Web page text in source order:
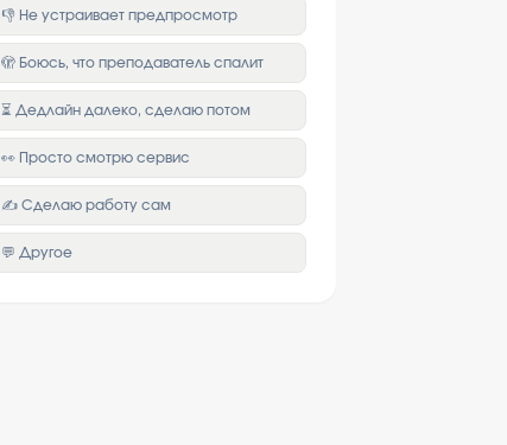
👎 Не устраивает предпросмотр
🫣 Боюсь, что преподаватель спалит
⏳ Дедлайн далеко, сделаю потом
👀 Просто смотрю сервис
✍️ Сделаю работу сам
💬 Другое